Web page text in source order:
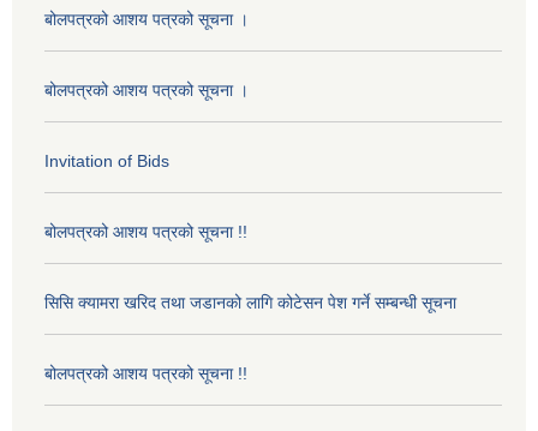
बोलपत्रको आशय पत्रको सूचना ।
बोलपत्रको आशय पत्रको सूचना ।
Invitation of Bids
बोलपत्रको आशय पत्रको सूचना !!
सिसि क्यामरा खरिद तथा जडानको लागि कोटेसन पेश गर्ने सम्बन्धी सूचना
बोलपत्रको आशय पत्रको सूचना !!